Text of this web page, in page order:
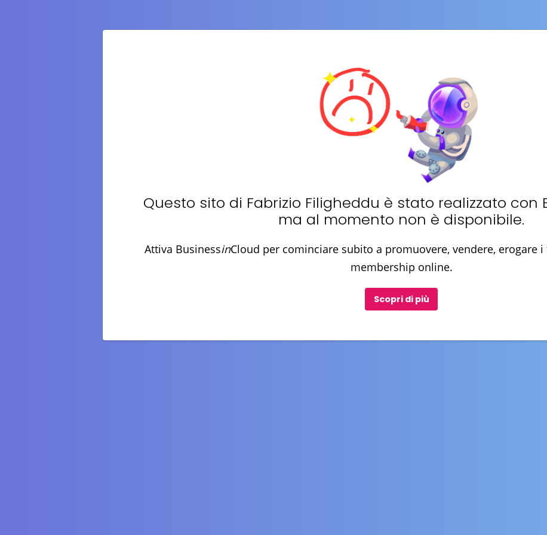
Questo sito di Fabrizio Filigheddu è stato realizzato con
ma al momento non è disponibile.
Attiva BusinessinCloud per cominciare subito a promuovere, vendere, erogare
membership online.
Scopri di più